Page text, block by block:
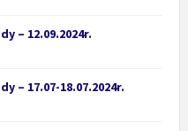
– 12.09.2024r.
– 17.07-18.07.2024r.